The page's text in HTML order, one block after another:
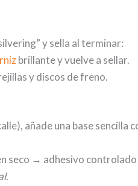
y sella al terminar:
brillante y vuelve a sellar.
y discos de freno.
añade una base sencilla
seco → adhesivo
.